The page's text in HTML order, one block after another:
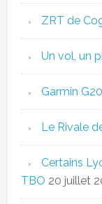
ZRT de
Un vol, un
Garmin
Le Rivale
Certains
TBO 20 juillet